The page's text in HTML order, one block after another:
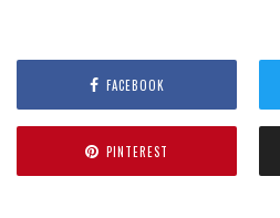
FACEBOOK
PINTEREST